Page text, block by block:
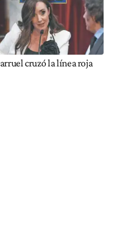
cruzó la línea roja